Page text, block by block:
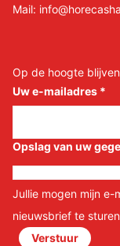
Mail:
Op de hoogte
Uw e-mailadres *
Opslag van uw
Jullie mogen mijn e-
nieuwsbrief te sturen
Verstuur